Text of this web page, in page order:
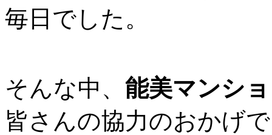
毎日でした。
そんな中、 能美マンシ
皆さんの協力のおかげ